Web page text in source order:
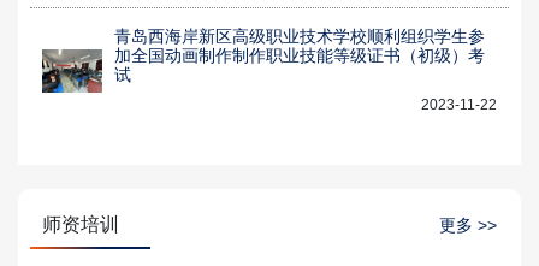
青岛西海岸新区高级职业技术学校顺利组织学生参
加全国动画制作制作职业技能等级证书（初级）考
试
2023-11-22
师资培训 更多 >>